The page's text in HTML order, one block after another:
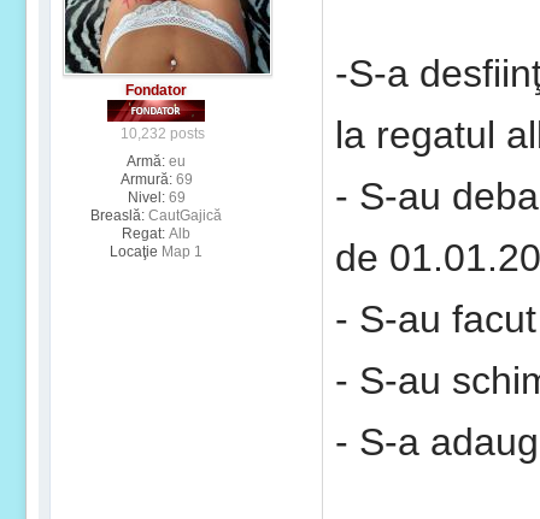
Fondator
10,232 posts
Armă: eu
Armură: 69
Nivel: 69
Breaslă: CautGajică
Regat: Alb
Locaţie Map 1
-S-a
la regatul
- S-au
de
- S-au
- S-au
- S-a